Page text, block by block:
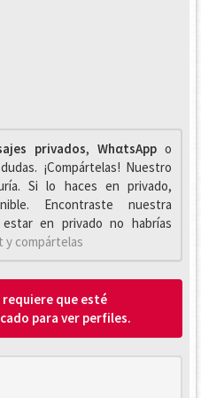
privados, WhαtsAppo
¡Compártelas! Nuestro
Si lo haces en privado,
Encontraste nuestra
en privado no habrías
y compártelas
que esté
para ver perfiles.